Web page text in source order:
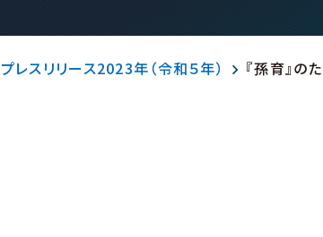
プレスリリース2023年（令和５年） 『孫育』